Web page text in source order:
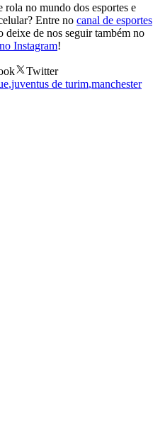
no mundo dos esportes e
Entre no canal de esportes
deixe de nos seguir também no
Instagram!
Twitter
,juventus de turim,manchester